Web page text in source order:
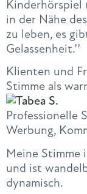
Kinderhörspiel
in der Nähe
zu leben, es
Gelassenheit.’’
Klienten und
Stimme als
Professionelle
Werbung,
Meine Stimme
und ist
dynamisch.